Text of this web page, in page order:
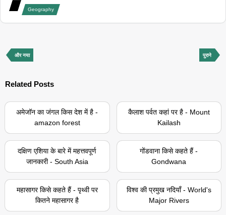
Geography
और नया पुराने
Related Posts
अमेजॉन का जंगल किस देश में है -
amazon forest
कैलाश पर्वत कहां पर है - Mount
Kailash
दक्षिण एशिया के बारे में महत्तवपूर्ण
जानकारी - South Asia
गोंडवाना किसे कहते हैं -
Gondwana
महासागर किसे कहते हैं - पृथ्वी पर
कितने महासागर है
विश्व की प्रमुख नदियाँ - World's
Major Rivers